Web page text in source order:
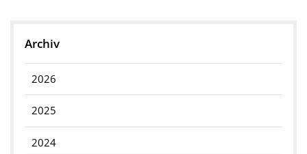
Archiv
2026
2025
2024